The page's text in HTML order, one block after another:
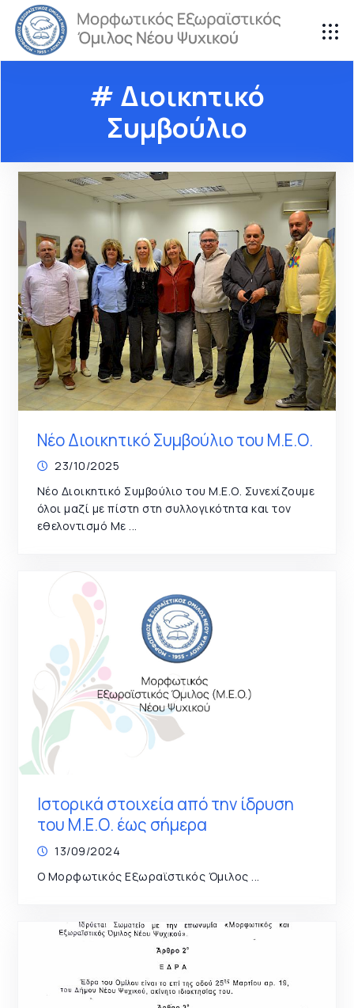
# Διοικητικό
Συμβούλιο
Νέο Διοικητικό Συμβούλιο του Μ.Ε.Ο.
23/10/2025
Νέο Διοικητικό Συμβούλιο του Μ.Ε.Ο. Συνεχίζουμε
όλοι μαζί με πίστη στη συλλογικότητα και τον
εθελοντισμό Με ...
Ιστορικά στοιχεία από την ίδρυση
του Μ.Ε.Ο. έως σήμερα
13/09/2024
Ο Μορφωτικός Εξωραϊστικός Όμιλος ...